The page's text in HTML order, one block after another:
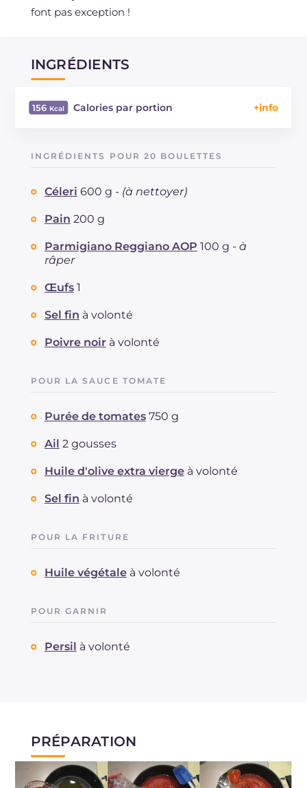
font pas exception !
INGRÉDIENTS
156 Calories par portion
Graisses
dont acides gras saturés
Cholestérol mg
INGRÉDIENTS POUR 20 BOULETTES
Céleri 600 g - (à nettoyer)
Pain 200 g
Parmigiano Reggiano AOP 100 g - à
râper
Œufs 1
Sel fin à volonté
Poivre noir à volonté
POUR LA SAUCE TOMATE
Purée de tomates 750 g
Ail 2 gousses
Huile d'olive extra vierge à volonté
Sel fin à volonté
POUR LA FRITURE
Huile végétale à volonté
POUR GARNIR
Persil à volonté
PRÉPARATION